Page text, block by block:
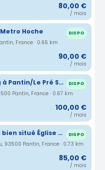
80,00 €
/ mois
Hoche DISPO
France · 0.65 km
90,00 €
/ mois
Place de parking à Pantin/Le Pré Saint-Gervais DISPO
Pantin, France · 0.67 km
100,00 €
/ mois
Place de Parking bien situé Église de Pantin DISPO
93500 Pantin, France · 0.73 km
85,00 €
/ mois